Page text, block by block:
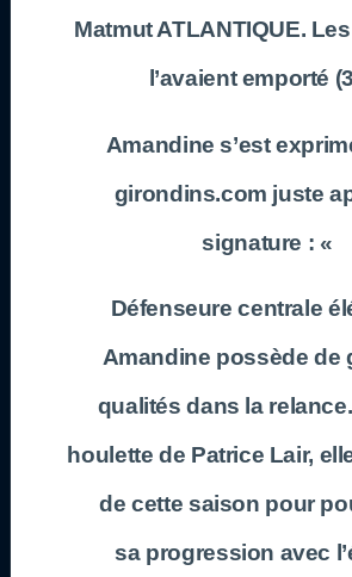
Matmut ATLANTIQUE.
l’avaient emporté
Amandine s’est
girondins.com juste
signature : «
Défenseure centrale
Amandine possède de
qualités dans la
houlette de Patrice Lair,
de cette saison pour
sa progression avec